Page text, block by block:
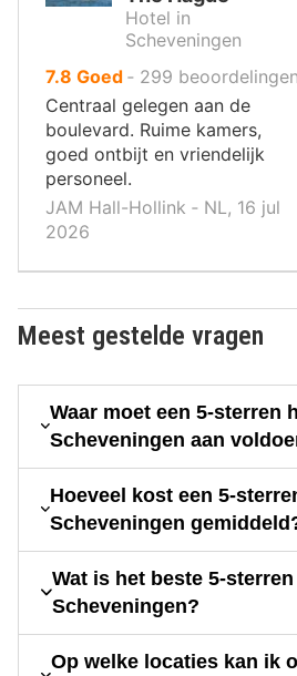
Hotel in
Scheveningen
7.8 uit
10
,
Goed ‐ 299 beoordelingen
Centraal gelegen aan de
boulevard. Ruime kamers,
goed ontbijt en vriendelijk
personeel.
JAM Hall-Hollink ‐ NL, 16 jul
2026
Meest gestelde vragen
Waar moet een 5-sterren
Scheveningen aan
Hoeveel kost een 5-
Scheveningen
Wat is het beste 5-
Scheveningen?
Op welke locaties kan ik